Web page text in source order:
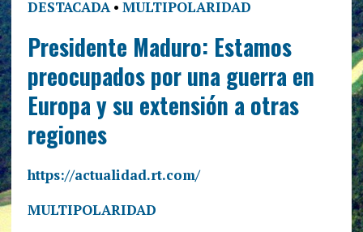
DESTACADA• MULTIPOLARIDAD
Presidente Maduro: Estamos
preocupados por una guerra en
Europa y su extensión a otras
regiones
https://actualidad.rt.com/
MULTIPOLARIDAD